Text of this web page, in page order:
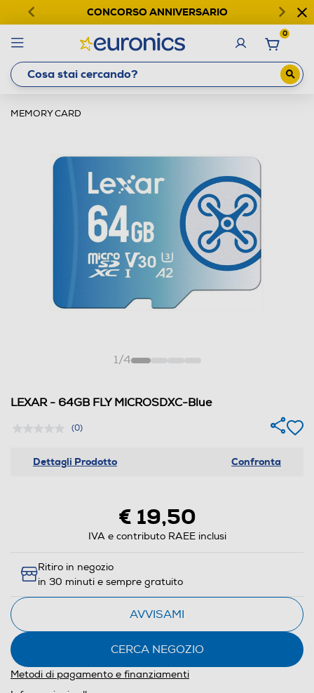
CONCORSO ANNIVERSARIO
0
MEMORY CARD
1/4
LEXAR - 64GB FLY MICROSDXC-Blue
(0)
Dettagli Prodotto Confronta
€ 19,50
IVA e contributo RAEE inclusi
Ritiro in negozio
in 30 minuti e sempre gratuito
AVVISAMI
CERCA NEGOZIO
Metodi di pagamento e finanziamenti